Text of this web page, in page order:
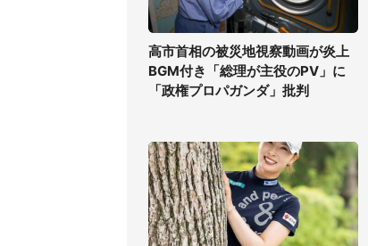
高市首相の被災地視察動画が炎上
BGM付き「総理が主役のPV」に
「政権プロパガンダ」批判